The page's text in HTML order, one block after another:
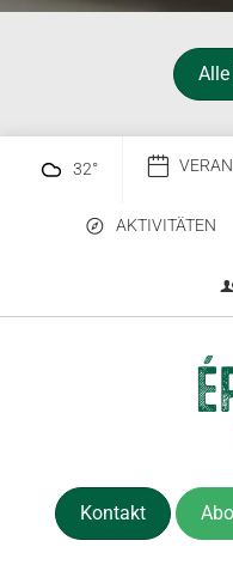
32°
AKTIVITÄTEN
Kontakt